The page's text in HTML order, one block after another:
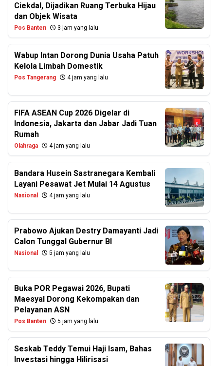
Ciekdal, Dijadikan Ruang Terbuka Hijau
dan Objek Wisata
Pos Banten 3 jam yang lalu
Wabup Intan Dorong Dunia Usaha Patuh
Kelola Limbah Domestik
Pos Tangerang 4 jam yang lalu
FIFA ASEAN Cup 2026 Digelar di
Indonesia, Jakarta dan Jabar Jadi Tuan
Rumah
Olahraga 4 jam yang lalu
Bandara Husein Sastranegara Kembali
Layani Pesawat Jet Mulai 14 Agustus
Nasional 4 jam yang lalu
Prabowo Ajukan Destry Damayanti Jadi
Calon Tunggal Gubernur BI
Nasional 5 jam yang lalu
Buka POR Pegawai 2026, Bupati
Maesyal Dorong Kekompakan dan
Pelayanan ASN
Pos Banten 5 jam yang lalu
Seskab Teddy Temui Haji Isam, Bahas
Investasi hingga Hilirisasi